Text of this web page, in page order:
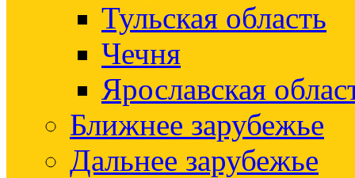
Тульская область
Чечня
Ярославская
Ближнее зарубежье
Дальнее зарубежье